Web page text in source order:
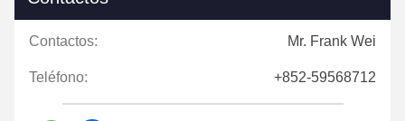
Contactos: Mr. Frank Wei
Teléfono: +852-59568712